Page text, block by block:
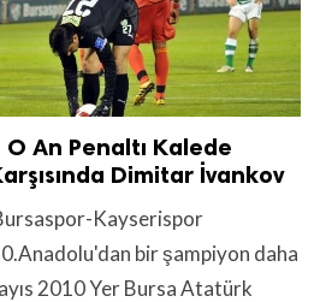
An Penaltı Kalede
Dimitar İvankov
Kayserispor
bir şampiyon daha
2010 Yer Bursa Atatürk